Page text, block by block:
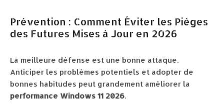
Prévention : Comment Éviter les Pièges
des Futures Mises à Jour en 2026
La meilleure défense est une bonne attaque.
Anticiper les problèmes potentiels et adopter de
bonnes habitudes peut grandement améliorer la
performance Windows 11 2026.